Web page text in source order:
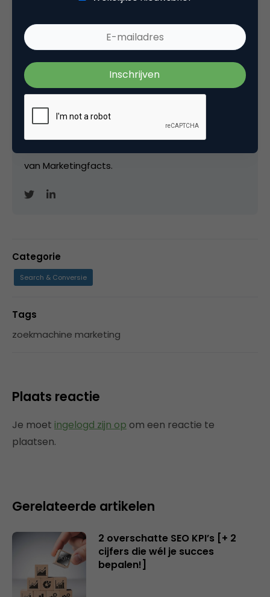
Matthijs van den Broek
Editor-in-Chief bijMarketingfacts
Van april 2007 tot juni 2011 was ik freelance
editor/ communitymanager / hoofdredacteur bij
Marketingfacts. Tussendoor werkte ik bij Insites
Burnett (voor Samsung) en voor
van Marketingfacts.
Categorie
Search & Conversie
Tags
zoekmachine marketing
Plaats reactie
Je moet ingelogd zijn op om een reactie te
plaatsen.
Gerelateerde artikelen
2 overschatte SEO KPI’s [+ 2
cijfers die wél je succes
bepalen!]